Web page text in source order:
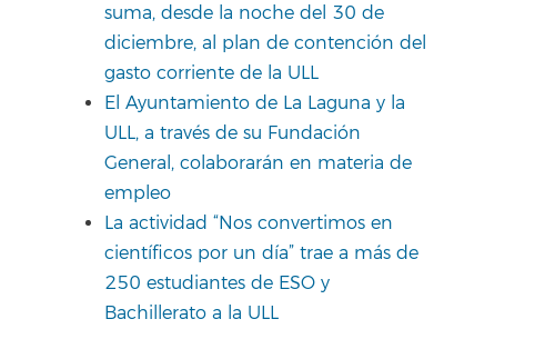
suma, desde la noche del 30 de
diciembre, al plan de contención del
gasto corriente de la ULL
El Ayuntamiento de La Laguna y la
ULL, a través de su Fundación
General, colaborarán en materia de
empleo
La actividad “Nos convertimos en
científicos por un día” trae a más de
250 estudiantes de ESO y
Bachillerato a la ULL